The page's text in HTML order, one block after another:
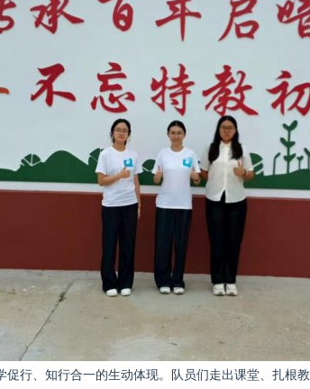
促行、知行合一的生动体现。队员们走出课堂、扎根